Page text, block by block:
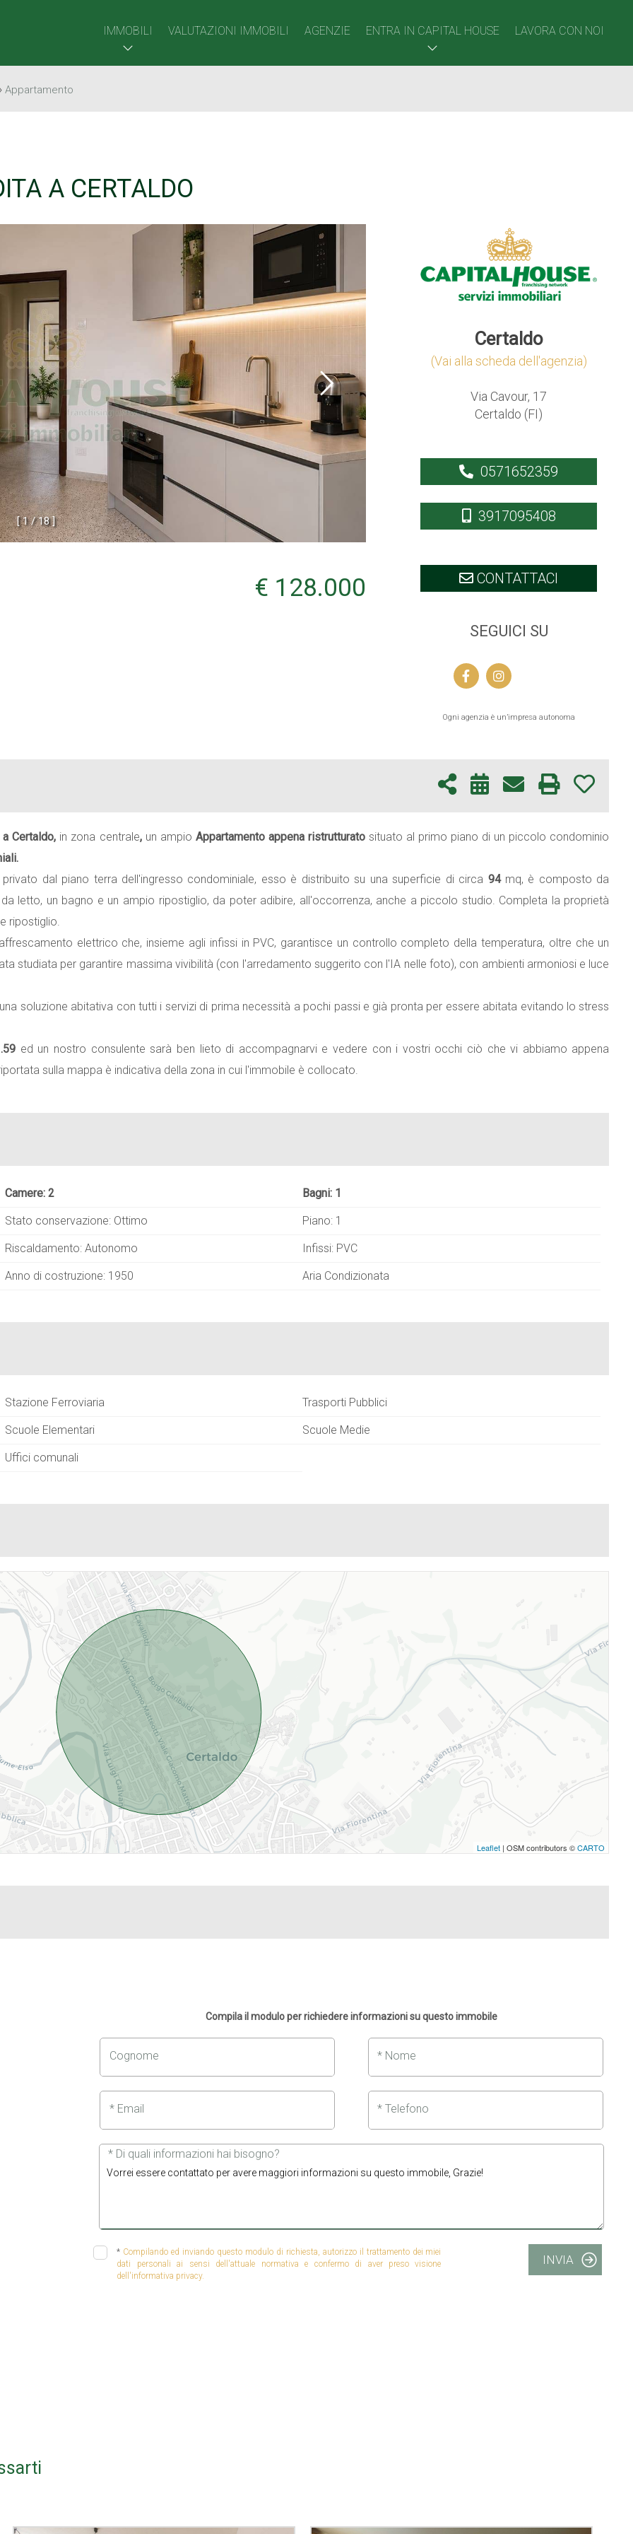
IMMOBILI VALUTAZIONI IMMOBILI AGENZIE ENTRA IN CAPITAL HOUSE LAVORA CON NOI
Appartamento
A CERTALDO
[ 1 / 18 ]
€ 128.000
Certaldo
(Vai alla scheda dell'agenzia)
Via Cavour, 17
Certaldo (FI)
0571652359
3917095408
CONTATTACI
SEGUICI SU
Ogni agenzia è un’impresa autonoma
aCertaldo, in zona centrale,un ampio Appartamento appena ristrutturato situato al primo piano di un piccolo condominio
dal piano terra dell'ingresso condominiale, esso è distribuito su una superficie di circa 94mq, è composto da
letto, un bagno e un ampio ripostiglio, da poter adibire, all'occorrenza, anche a piccolo studio. Completa la proprietà
ripostiglio.
elettrico che, insieme agli infissi in PVC, garantisce un controllo completo della temperatura, oltre che un
studiata per garantire massima vivibilità (con l'arredamento suggerito con l'IA nelle foto), con ambienti armoniosi e luce
soluzione abitativa con tutti i servizi di prima necessità a pochi passi e già pronta per essere abitata evitando lo stress
ed un nostro consulente sarà ben lieto di accompagnarvi e vedere con i vostri occhi ciò che vi abbiamo appena
sulla mappa è indicativa della zona in cui l'immobile è collocato.
Camere: 2 Bagni: 1
Stato conservazione: Ottimo Piano: 1
Riscaldamento: Autonomo Infissi: PVC
Anno di costruzione: 1950 Aria Condizionata
Stazione Ferroviaria Trasporti Pubblici
Scuole Elementari Scuole Medie
Uffici comunali
Leaflet | OSM contributors ©CARTO
Compila il modulo per richiedere informazioni su questo immobile
* Nome
Cognome
* Telefono
* Email
* Di quali informazioni hai bisogno?
* Compilando ed inviando questo modulo di richiesta, autorizzo il trattamento dei miei
dati personali ai sensi dell'attuale normativa e confermo di aver preso visione
dell'informativa privacy.
INVIA